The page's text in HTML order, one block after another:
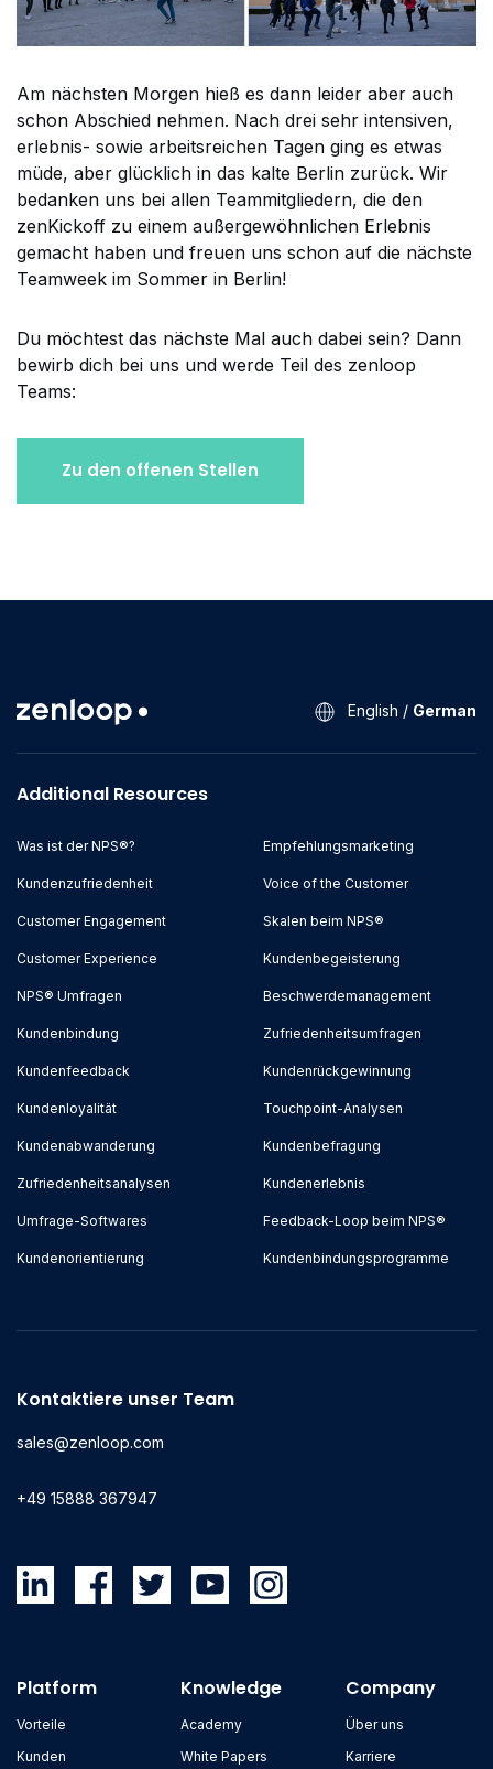
Am nächsten Morgen hieß es dann leider aber auch
schon Abschied nehmen. Nach drei sehr intensiven,
erlebnis- sowie arbeitsreichen Tagen ging es etwas
müde, aber glücklich in das kalte Berlin zurück. Wir
bedanken uns bei allen Teammitgliedern, die den
zenKickoff zu einem außergewöhnlichen Erlebnis
gemacht haben und freuen uns schon auf die nächste
Teamweek im Sommer in Berlin!
Du möchtest das nächste Mal auch dabei sein? Dann
bewirb dich bei uns und werde Teil des zenloop
Teams:
Zu den offenen Stellen
English / German
Additional Resources
Was ist der NPS®?
Kundenzufriedenheit
Customer Engagement
Customer Experience
NPS® Umfragen
Kundenbindung
Empfehlungsmarketing
Voice of the Customer
Skalen beim NPS®
Kundenbegeisterung
Beschwerdemanagement
Zufriedenheitsumfragen
Kundenfeedback
Kundenloyalität
Kundenabwanderung
Zufriedenheitsanalysen
Umfrage-Softwares
Kundenorientierung
Kundenrückgewinnung
Touchpoint-Analysen
Kundenbefragung
Kundenerlebnis
Feedback-Loop beim NPS®
Kundenbindungsprogramme
Kontaktiere unser Team
sales@zenloop.com
+49 15888 367947
Platform
Vorteile
Kunden
Knowledge
Academy
White Papers
Company
Über uns
Karriere